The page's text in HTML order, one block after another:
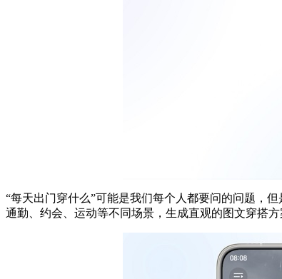
“每天出门穿什么”可能是我们每个人都要问的问题，
通勤、约会、运动等不同场景，生成直观的图文穿搭